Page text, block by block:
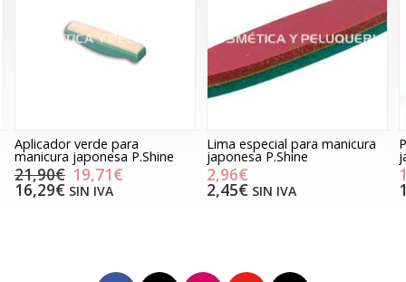
Aplicador verde para
manicura japonesa P.Shine
21,90€ 19,71€
16,29€ SIN IVA
Lima especial para manicura
japonesa P.Shine
2,96€
2,45€ SIN IVA